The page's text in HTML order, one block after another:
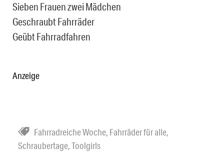
Sieben Frauen zwei Mädchen
Geschraubt Fahrräder
Geübt Fahrradfahren
Anzeige
Fahrradreiche Woche, Fahrräder für alle,
Schraubertage,Toolgirls